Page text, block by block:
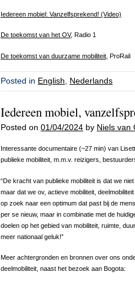
Iedereen mobiel: Vanzelfsprekend! (Video)
De toekomst van het OV, Radio 1
De toekomst van duurzame mobiliteit , ProRail
Posted in English, Nederlands
Iedereen mobiel,
Posted on 01/04/2024 by Niels van
Interessante documentaire (~27 min) van
publieke mobiliteit, m.m.v. reizigers,
“De kracht van publieke mobiliteit is dat we
maar dat we ov, actieve mobiliteit,
op zoek naar een optimum dat past bij de
per se nieuw, maar in combinatie met de
doelen op het gebied van mobiliteit, ruimte,
meer nationaal geluk!”
Meer achtergronden en bronnen over ons
deelmobiliteit, naast het bezoek aan Bogota: